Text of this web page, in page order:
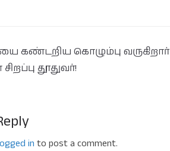
கொழும்பு வருகிறார்
தூதுவர்!
in to post a comment.